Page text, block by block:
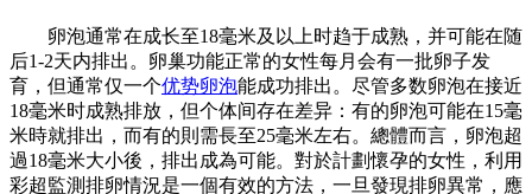
卵泡通常在成长至18毫米及以上时趋于成熟，并可能在随
后1-2天内排出。卵巢功能正常的女性每月会有一批卵子发
育，但通常仅一个优势卵泡能成功排出。尽管多数卵泡在接近
18毫米时成熟排放，但个体间存在差异：有的卵泡可能在15毫
米時就排出，而有的則需長至25毫米左右。總體而言，卵泡超
過18毫米大小後，排出成為可能。對於計劃懷孕的女性，利用
彩超監測排卵情況是一個有效的方法，一旦發現排卵異常，應